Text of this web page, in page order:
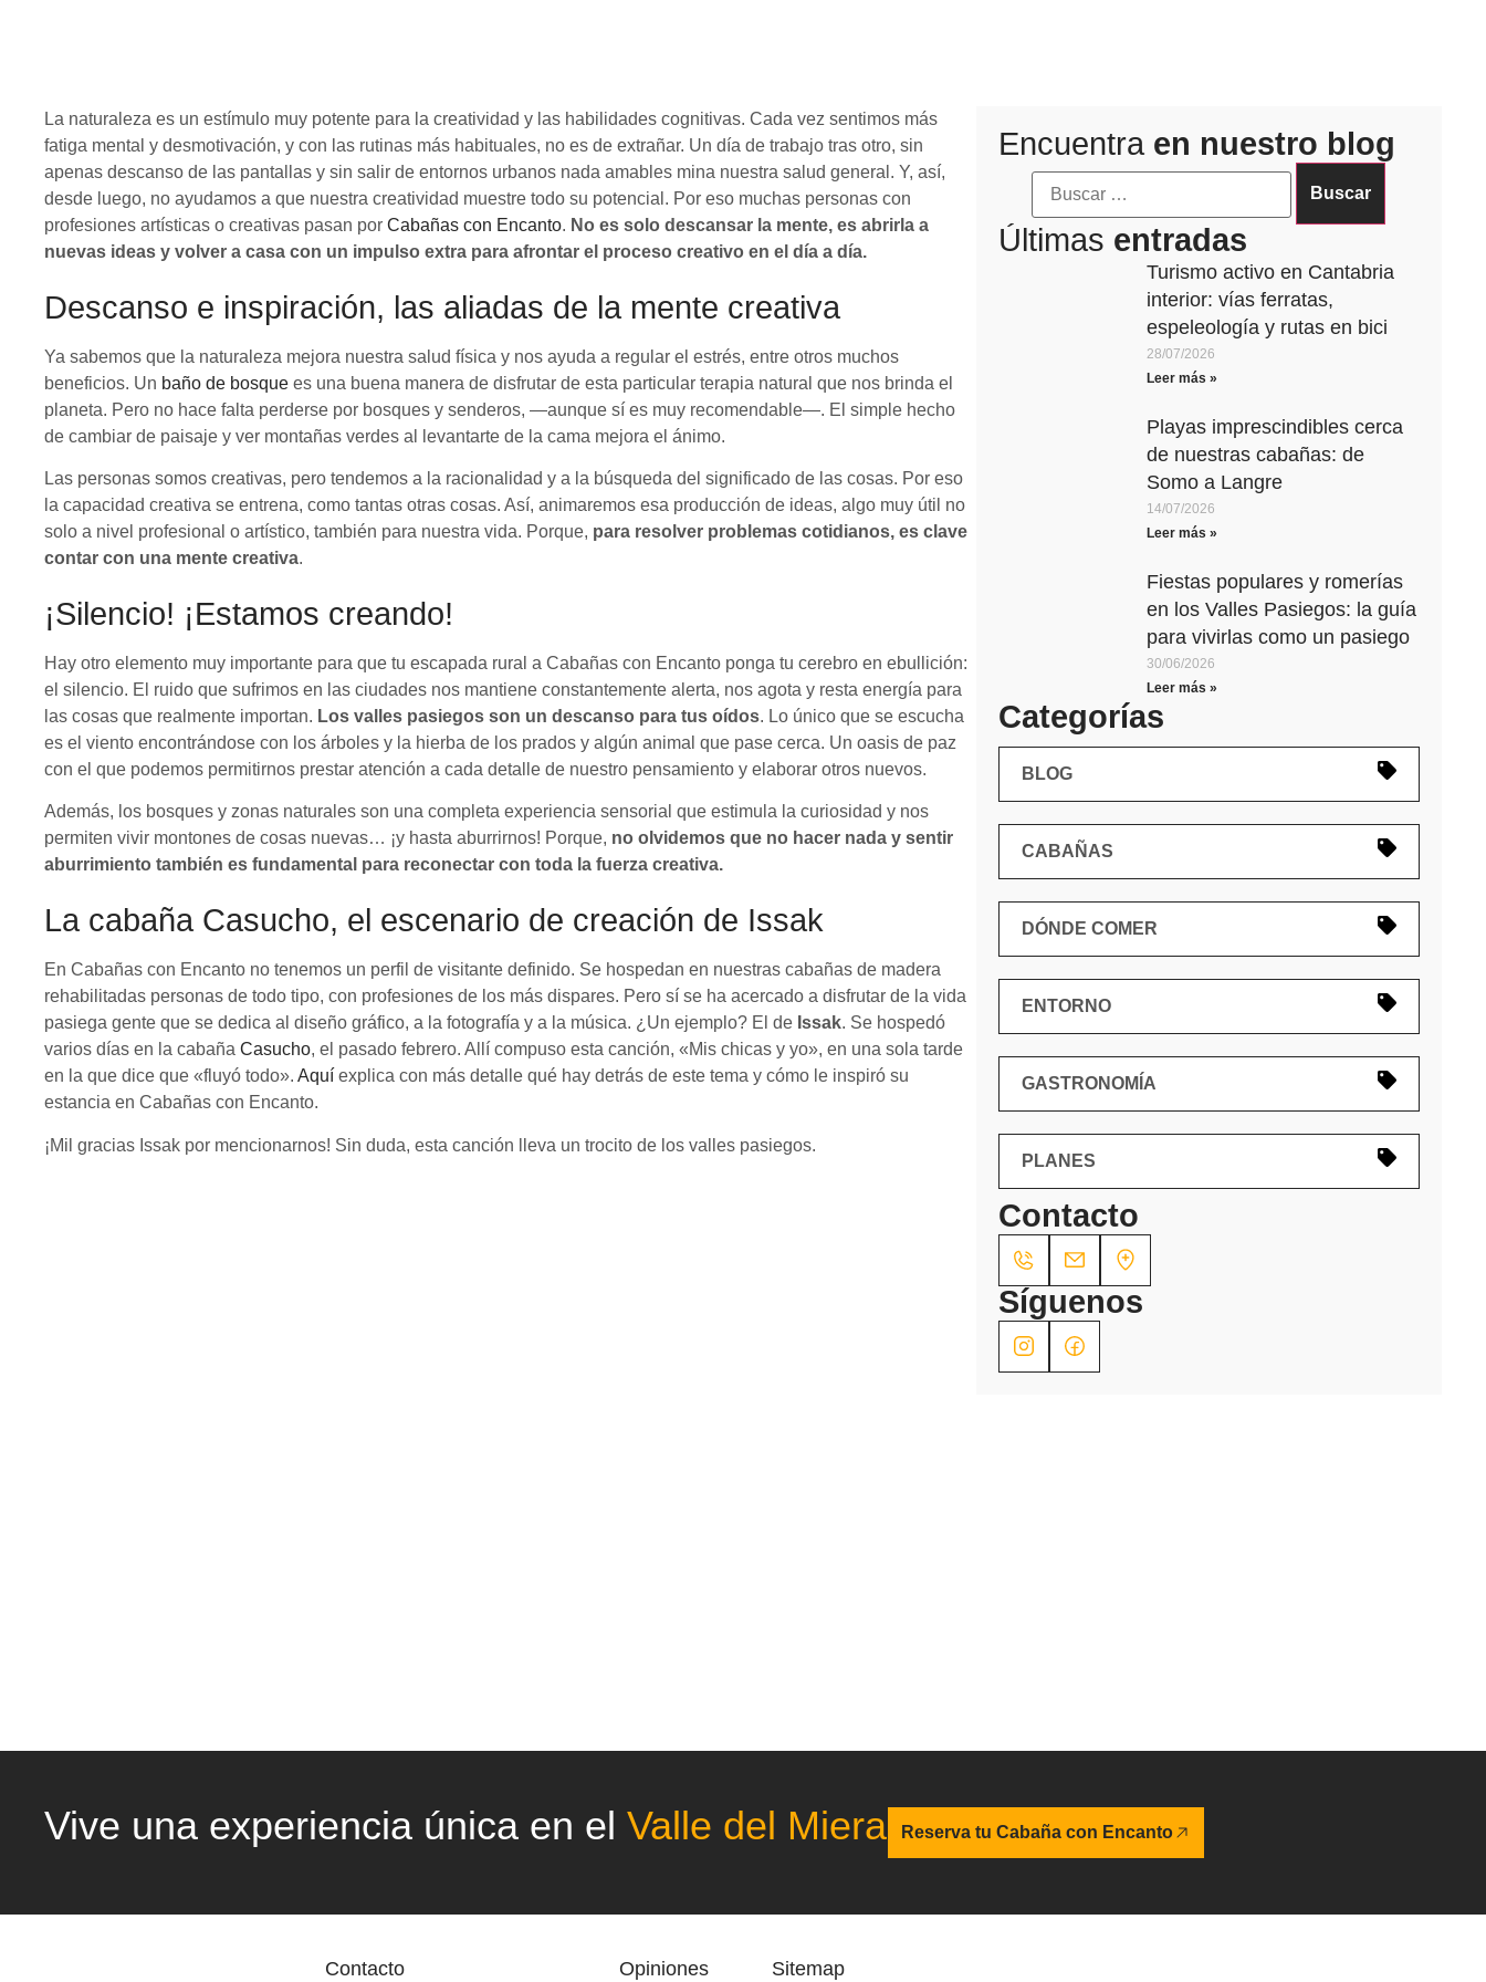
La naturaleza es un estímulo muy potente para la creatividad y las habilidades cognitivas. Cada vez sentimos más
fatiga mental y desmotivación, y con las rutinas más habituales, no es de extrañar. Un día de trabajo tras otro, sin
apenas descanso de las pantallas y sin salir de entornos urbanos nada amables mina nuestra salud general. Y, así,
desde luego, no ayudamos a que nuestra creatividad muestre todo su potencial. Por eso muchas personas con
profesiones artísticas o creativas pasan por Cabañas con Encanto. No es solo descansar la mente, es abrirla a
nuevas ideas y volver a casa con un impulso extra para afrontar el proceso creativo en el día a día.
Descanso e inspiración, las aliadas de la mente creativa
Ya sabemos que la naturaleza mejora nuestra salud física y nos ayuda a regular el estrés, entre otros muchos
beneficios. Un baño de bosque es una buena manera de disfrutar de esta particular terapia natural que nos brinda el
planeta. Pero no hace falta perderse por bosques y senderos, —aunque sí es muy recomendable—. El simple hecho
de cambiar de paisaje y ver montañas verdes al levantarte de la cama mejora el ánimo.
Las personas somos creativas, pero tendemos a la racionalidad y a la búsqueda del significado de las cosas. Por eso
la capacidad creativa se entrena, como tantas otras cosas. Así, animaremos esa producción de ideas, algo muy útil no
solo a nivel profesional o artístico, también para nuestra vida. Porque, para resolver problemas cotidianos, es clave
contar con una mente creativa.
¡Silencio! ¡Estamos creando!
Hay otro elemento muy importante para que tu escapada rural a Cabañas con Encanto ponga tu cerebro en ebullición:
el silencio. El ruido que sufrimos en las ciudades nos mantiene constantemente alerta, nos agota y resta energía para
las cosas que realmente importan. Los valles pasiegos son un descanso para tus oídos. Lo único que se escucha
es el viento encontrándose con los árboles y la hierba de los prados y algún animal que pase cerca. Un oasis de paz
con el que podemos permitirnos prestar atención a cada detalle de nuestro pensamiento y elaborar otros nuevos.
Además, los bosques y zonas naturales son una completa experiencia sensorial que estimula la curiosidad y nos
permiten vivir montones de cosas nuevas… ¡y hasta aburrirnos! Porque, no olvidemos que no hacer nada y sentir
aburrimiento también es fundamental para reconectar con toda la fuerza creativa.
La cabaña Casucho, el escenario de creación de Issak
En Cabañas con Encanto no tenemos un perfil de visitante definido. Se hospedan en nuestras cabañas de madera
rehabilitadas personas de todo tipo, con profesiones de los más dispares. Pero sí se ha acercado a disfrutar de la vida
pasiega gente que se dedica al diseño gráfico, a la fotografía y a la música. ¿Un ejemplo? El de Issak. Se hospedó
varios días en la cabaña Casucho, el pasado febrero. Allí compuso esta canción, «Mis chicas y yo», en una sola tarde
en la que dice que «fluyó todo». Aquí explica con más detalle qué hay detrás de este tema y cómo le inspiró su
estancia en Cabañas con Encanto.
¡Mil gracias Issak por mencionarnos! Sin duda, esta canción lleva un trocito de los valles pasiegos.
Encuentra en nuestro blog
Últimas entradas
Turismo activo en Cantabria
interior: vías ferratas,
espeleología y rutas en bici
28/07/2026
Leer más »
Playas imprescindibles cerca
de nuestras cabañas: de
Somo a Langre
14/07/2026
Leer más »
Fiestas populares y romerías
en los Valles Pasiegos: la guía
para vivirlas como un pasiego
30/06/2026
Leer más »
Categorías
BLOG
CABAÑAS
DÓNDE COMER
ENTORNO
GASTRONOMÍA
PLANES
Contacto
Síguenos
Vive una experiencia única en el Valle del Miera Reserva tu Cabaña con Encanto
Contacto Opiniones Sitemap